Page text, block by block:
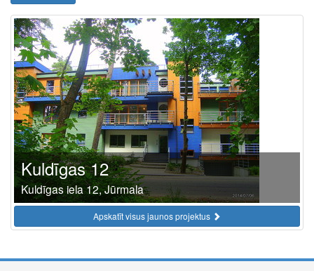
Kuldīgas 12
Kuldīgas iela 12, Jūrmala
Apskatīt visus jaunos projektus